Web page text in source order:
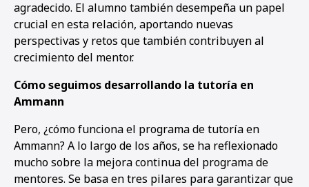
agradecido. El alumno también desempeña un papel
crucial en esta relación, aportando nuevas
perspectivas y retos que también contribuyen al
crecimiento del mentor.
Cómo seguimos desarrollando la tutoría en
Ammann
Pero, ¿cómo funciona el programa de tutoría en
Ammann? A lo largo de los años, se ha reflexionado
mucho sobre la mejora continua del programa de
mentores. Se basa en tres pilares para garantizar que